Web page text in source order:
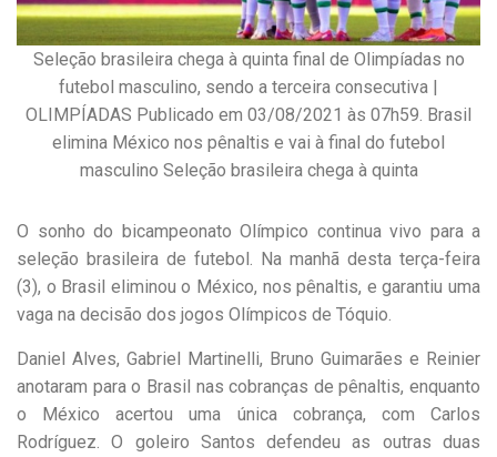
Seleção brasileira chega à quinta final de Olimpíadas no
futebol masculino, sendo a terceira consecutiva |
OLIMPÍADAS Publicado em 03/08/2021 às 07h59. Brasil
elimina México nos pênaltis e vai à final do futebol
masculino Seleção brasileira chega à quinta
O sonho do bicampeonato Olímpico continua vivo para a
seleção brasileira de futebol. Na manhã desta terça-feira
(3), o Brasil eliminou o México, nos pênaltis, e garantiu uma
vaga na decisão dos jogos Olímpicos de Tóquio.
Daniel Alves, Gabriel Martinelli, Bruno Guimarães e Reinier
anotaram para o Brasil nas cobranças de pênaltis, enquanto
o México acertou uma única cobrança, com Carlos
Rodríguez. O goleiro Santos defendeu as outras duas